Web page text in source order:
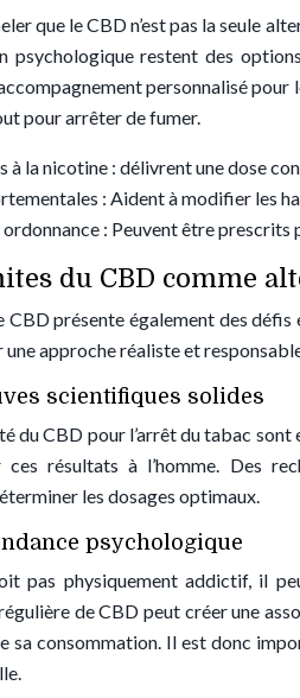
que le CBD n’est pas la seule
psychologique restent des
personnalisé pour
pour arrêter de fumer.
à la nicotine : délivrent une dose
: Aident à modifier les
: Peuvent être prescrits
du CBD comme
présente également des
une approche réaliste et
scientifiques solides
du CBD pour l’arrêt du tabac
résultats à l’homme. Des
les dosages optimaux.
psychologique
pas physiquement addictif, il
de CBD peut créer une
sa consommation. Il est donc